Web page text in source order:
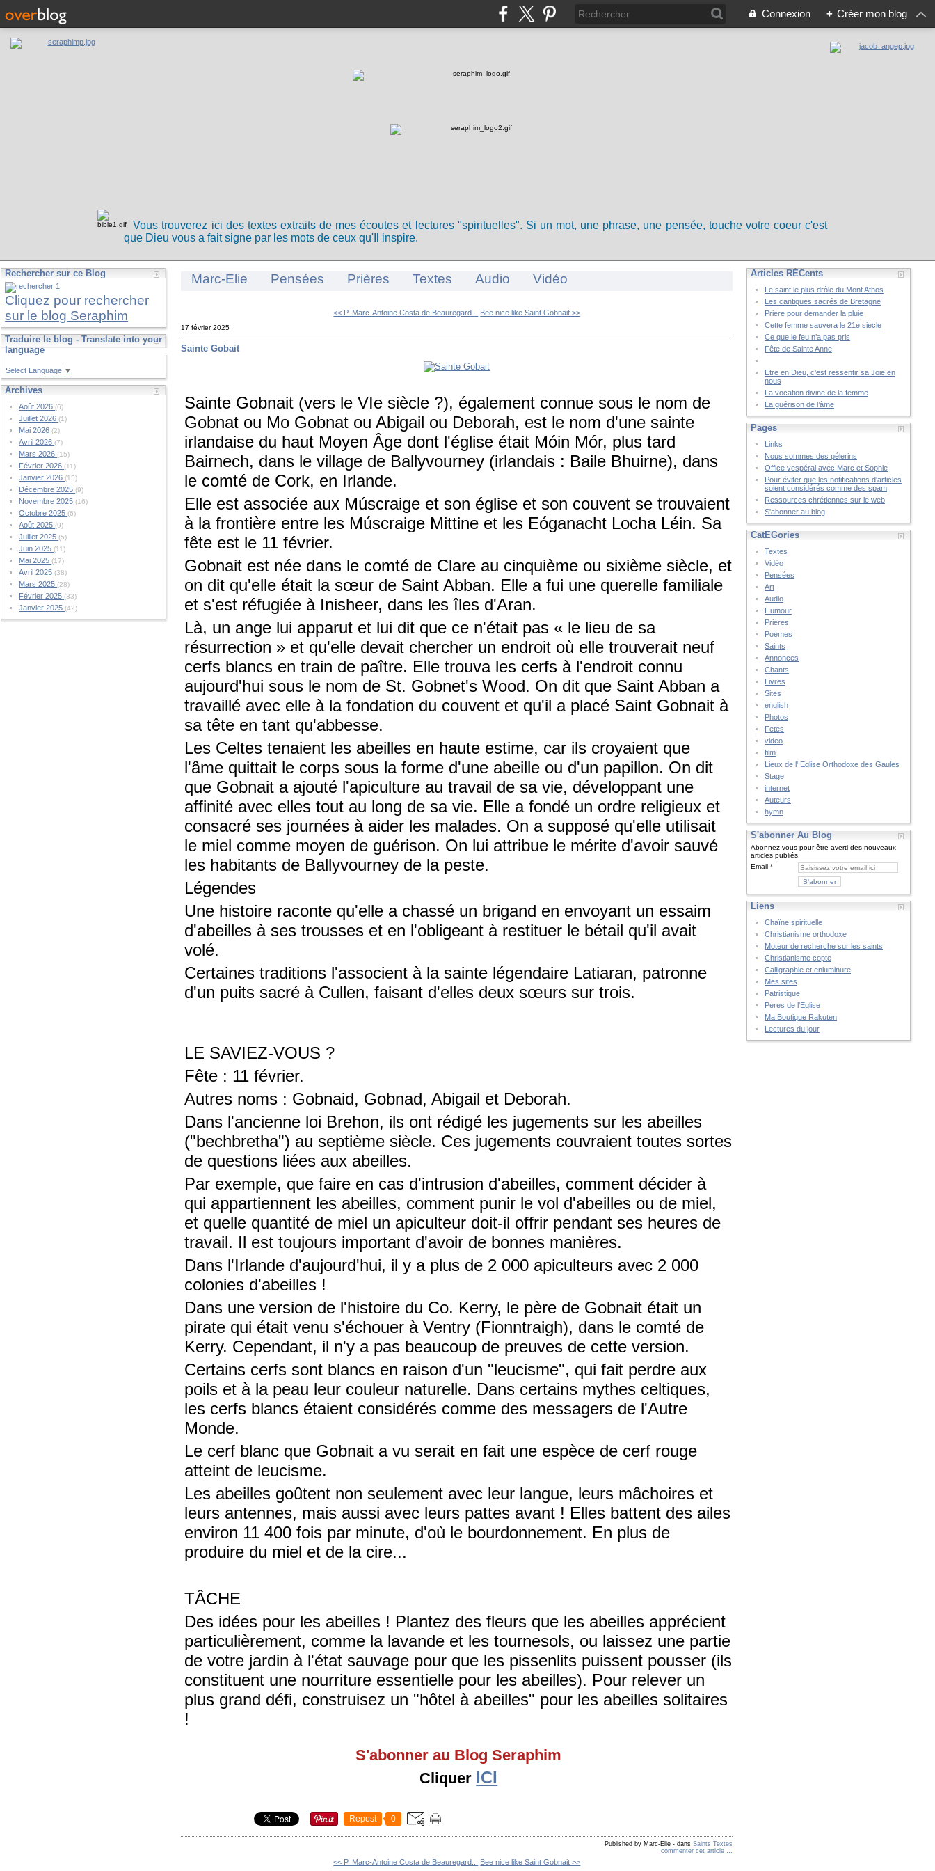
Connexion + Créer mon blog
Vous trouverez ici des textes extraits de mes écoutes et lectures "spirituelles". Si un mot, une phrase, une pensée, touche votre coeur c'est
que Dieu vous a fait signe par les mots de ceux qu'Il inspire.
Rechercher sur ce Blog
Cliquez pour rechercher
sur le blog Seraphim
Traduire le blog - Translate into your
language
Select Language ▼
Archives
Août 2026(6)
Juillet 2026(1)
Mai 2026(2)
Avril 2026(7)
Mars 2026(15)
Février 2026(11)
Janvier 2026(15)
Décembre 2025(9)
Novembre 2025(16)
Octobre 2025(6)
Août 2025(9)
Juillet 2025(5)
Juin 2025(11)
Mai 2025(17)
Avril 2025(38)
Mars 2025(28)
Février 2025(33)
Janvier 2025(42)
Marc-Elie Pensées Prières Textes Audio Vidéo
<< P. Marc-Antoine Costa de Beauregard... Bee nice like Saint Gobnait >>
17 février 2025
Sainte Gobait
Sainte Gobnait (vers le VIe siècle ?), également connue sous le nom de
Gobnat ou Mo Gobnat ou Abigail ou Deborah, est le nom d'une sainte
irlandaise du haut Moyen Âge dont l'église était Móin Mór, plus tard
Bairnech, dans le village de Ballyvourney (irlandais : Baile Bhuirne), dans
le comté de Cork, en Irlande.
Elle est associée aux Múscraige et son église et son couvent se trouvaient
à la frontière entre les Múscraige Mittine et les Eóganacht Locha Léin. Sa
fête est le 11 février.
Gobnait est née dans le comté de Clare au cinquième ou sixième siècle, et
on dit qu'elle était la sœur de Saint Abban. Elle a fui une querelle familiale
et s'est réfugiée à Inisheer, dans les îles d'Aran.
Là, un ange lui apparut et lui dit que ce n'était pas « le lieu de sa
résurrection » et qu'elle devait chercher un endroit où elle trouverait neuf
cerfs blancs en train de paître. Elle trouva les cerfs à l'endroit connu
aujourd'hui sous le nom de St. Gobnet's Wood. On dit que Saint Abban a
travaillé avec elle à la fondation du couvent et qu'il a placé Saint Gobnait à
sa tête en tant qu'abbesse.
Les Celtes tenaient les abeilles en haute estime, car ils croyaient que
l'âme quittait le corps sous la forme d'une abeille ou d'un papillon. On dit
que Gobnait a ajouté l'apiculture au travail de sa vie, développant une
affinité avec elles tout au long de sa vie. Elle a fondé un ordre religieux et
consacré ses journées à aider les malades. On a supposé qu'elle utilisait
le miel comme moyen de guérison. On lui attribue le mérite d'avoir sauvé
les habitants de Ballyvourney de la peste.
Légendes
Une histoire raconte qu'elle a chassé un brigand en envoyant un essaim
d'abeilles à ses trousses et en l'obligeant à restituer le bétail qu'il avait
volé.
Certaines traditions l'associent à la sainte légendaire Latiaran, patronne
d'un puits sacré à Cullen, faisant d'elles deux sœurs sur trois.
LE SAVIEZ-VOUS ?
Fête : 11 février.
Autres noms : Gobnaid, Gobnad, Abigail et Deborah.
Dans l'ancienne loi Brehon, ils ont rédigé les jugements sur les abeilles
("bechbretha") au septième siècle. Ces jugements couvraient toutes sortes
de questions liées aux abeilles.
Par exemple, que faire en cas d'intrusion d'abeilles, comment décider à
qui appartiennent les abeilles, comment punir le vol d'abeilles ou de miel,
et quelle quantité de miel un apiculteur doit-il offrir pendant ses heures de
travail. Il est toujours important d'avoir de bonnes manières.
Dans l'Irlande d'aujourd'hui, il y a plus de 2 000 apiculteurs avec 2 000
colonies d'abeilles !
Dans une version de l'histoire du Co. Kerry, le père de Gobnait était un
pirate qui était venu s'échouer à Ventry (Fionntraigh), dans le comté de
Kerry. Cependant, il n'y a pas beaucoup de preuves de cette version.
Certains cerfs sont blancs en raison d'un "leucisme", qui fait perdre aux
poils et à la peau leur couleur naturelle. Dans certains mythes celtiques,
les cerfs blancs étaient considérés comme des messagers de l'Autre
Monde.
Le cerf blanc que Gobnait a vu serait en fait une espèce de cerf rouge
atteint de leucisme.
Les abeilles goûtent non seulement avec leur langue, leurs mâchoires et
leurs antennes, mais aussi avec leurs pattes avant ! Elles battent des ailes
environ 11 400 fois par minute, d'où le bourdonnement. En plus de
produire du miel et de la cire...
TÂCHE
Des idées pour les abeilles ! Plantez des fleurs que les abeilles apprécient
particulièrement, comme la lavande et les tournesols, ou laissez une partie
de votre jardin à l'état sauvage pour que les pissenlits puissent pousser (ils
constituent une nourriture essentielle pour les abeilles). Pour relever un
plus grand défi, construisez un "hôtel à abeilles" pour les abeilles solitaires
!
S'abonner au Blog Seraphim
Cliquer ICI
Repost 0
Published by Marc-Elie - dansSaints Textes
commenter cet article
<< P. Marc-Antoine Costa de Beauregard... Bee nice like Saint Gobnait >>
Articles RÉCents
Le saint le plus drôle du Mont Athos
Les cantiques sacrés de Bretagne
Prière pour demander la pluie
Cette femme sauvera le 21è siècle
Ce que le feu n’a pas pris
Fête de Sainte Anne
Etre en Dieu, c'est ressentir sa Joie en
nous
La vocation divine de la femme
La guérison de l’âme
Pages
Links
Nous sommes des pélerins
Office vespéral avec Marc et Sophie
Pour éviter que les notifications d'articles
soient considérés comme des spam
Ressources chrétiennes sur le web
S'abonner au blog
CatÉGories
Textes
Vidéo
Pensées
Art
Audio
Humour
Prières
Poèmes
Saints
Annonces
Chants
Livres
Sites
english
Photos
Fetes
video
film
Lieux de l' Eglise Orthodoxe des Gaules
Stage
internet
Auteurs
hymn
S'abonner Au Blog
Abonnez-vous pour être averti des nouveaux
articles publiés.
Email
Liens
Chaîne spirituelle
Christianisme orthodoxe
Moteur de recherche sur les saints
Christianisme copte
Calligraphie et enluminure
Mes sites
Patristique
Pères de l'Eglise
Ma Boutique Rakuten
Lectures du jour